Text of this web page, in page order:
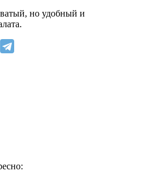
но удобный и